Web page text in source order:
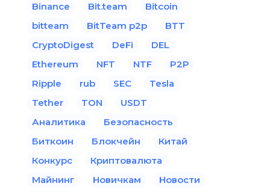
Binance Bit.team
Bitcoin
bitteam
BitTeam p2p
BTT
CryptoDigest
DeFi
DEL
Ethereum
NFT NTF
P2P
Ripple
rub SEC
Tesla
Tether
TON
USDT
Аналитика
Безопасность
Биткоин
Блокчейн
Китай
Конкурс
Криптовалюта
Майнинг
Новичкам
Новости